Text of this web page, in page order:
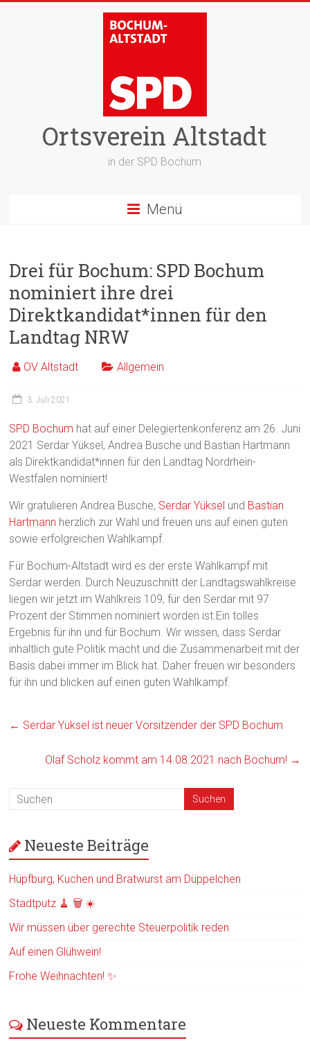
Ortsverein Altstadt
in der SPD Bochum
Menü
Drei für Bochum: SPD Bochum
nominiert ihre drei
Direktkandidat*innen für den
Landtag NRW
OV Altstadt Allgemein
3. Juli 2021
SPD Bochum hat auf einer Delegiertenkonferenz am 26. Juni
2021 Serdar Yüksel, Andrea Busche und Bastian Hartmann
als Direktkandidat*innen für den Landtag Nordrhein-
Westfalen nominiert!
Wir gratulieren Andrea Busche, Serdar Yüksel und Bastian
Hartmann herzlich zur Wahl und freuen uns auf einen guten
sowie erfolgreichen Wahlkampf.
Für Bochum-Altstadt wird es der erste Wahlkampf mit
Serdar werden. Durch Neuzuschnitt der Landtagswahlkreise
liegen wir jetzt im Wahlkreis 109, für den Serdar mit 97
Prozent der Stimmen nominiert worden ist.Ein tolles
Ergebnis für ihn und für Bochum. Wir wissen, dass Serdar
inhaltlich gute Politik macht und die Zusammenarbeit mit der
Basis dabei immer im Blick hat. Daher freuen wir besonders
für ihn und blicken auf einen guten Wahlkampf.
← Serdar Yüksel ist neuer Vorsitzender der SPD Bochum
Olaf Scholz kommt am 14.08.2021 nach Bochum! →
Neueste Beiträge
Hüpfburg, Kuchen und Bratwurst am Düppelchen
Stadtputz 🧹 🗑️ ☀️
Wir müssen über gerechte Steuerpolitik reden
Auf einen Glühwein!
Frohe Weihnachten! ✨
Neueste Kommentare